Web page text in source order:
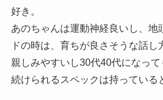
好き。
あのちゃんは運動神経良いし、地
ドの時は、育ちが良さそうな話し
親しみやすいし30代40代になっ
続けられるスペックは持っている